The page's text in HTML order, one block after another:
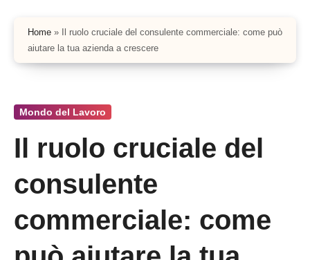
Home »
Il ruolo cruciale del consulente commerciale: come può
aiutare la tua azienda a crescere
Mondo del Lavoro
Il ruolo cruciale del
consulente
commerciale: come